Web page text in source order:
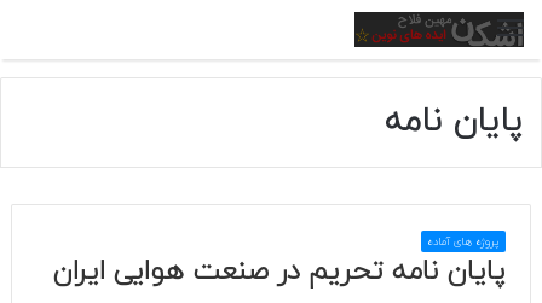
منو
پایان نامه
پروژه های آماده
پایان نامه تحریم در صنعت هوایی ایران